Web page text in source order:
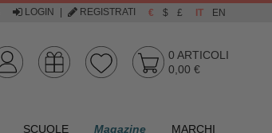
LOGIN REGISTRATI € $ £ IT EN
0 ARTICOLI
0,00 €
SCUOLE Magazine MARCHI